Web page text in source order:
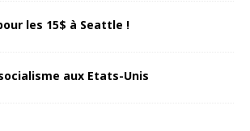
les 15$ à Seattle !
aux Etats-Unis